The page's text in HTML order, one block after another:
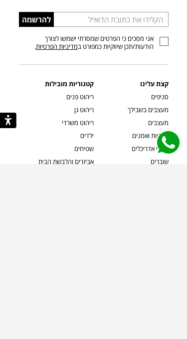
הכניסו
כתובת
דוא”ל
להרשמה
אני מסכים כי הפרטים שמסרתי ישמשו לצורך
הודעות/תכן שיווקיות כמפורט במדיניות הפרטיות.
קצת עלינו
סניפים
מעצבים בשבילך
מעצבים
אמניות ואמנים
קשרי אדריכלים
שוברים
קטגוריות מובילות
ריהוט פנים
ריהוט גן
ריהוט משרדי
ילדים
שטיחים
אביזרים והלבשת הבית